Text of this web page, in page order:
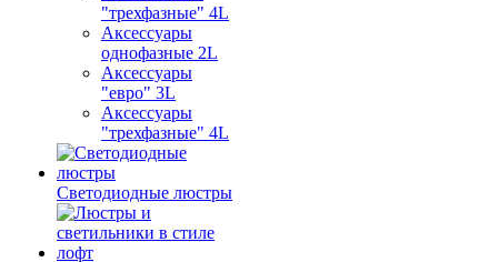
"трехфазные" 4L
Аксессуары
однофазные 2L
Аксессуары
"евро" 3L
Аксессуары
"трехфазные" 4L
Светодиодные люстры